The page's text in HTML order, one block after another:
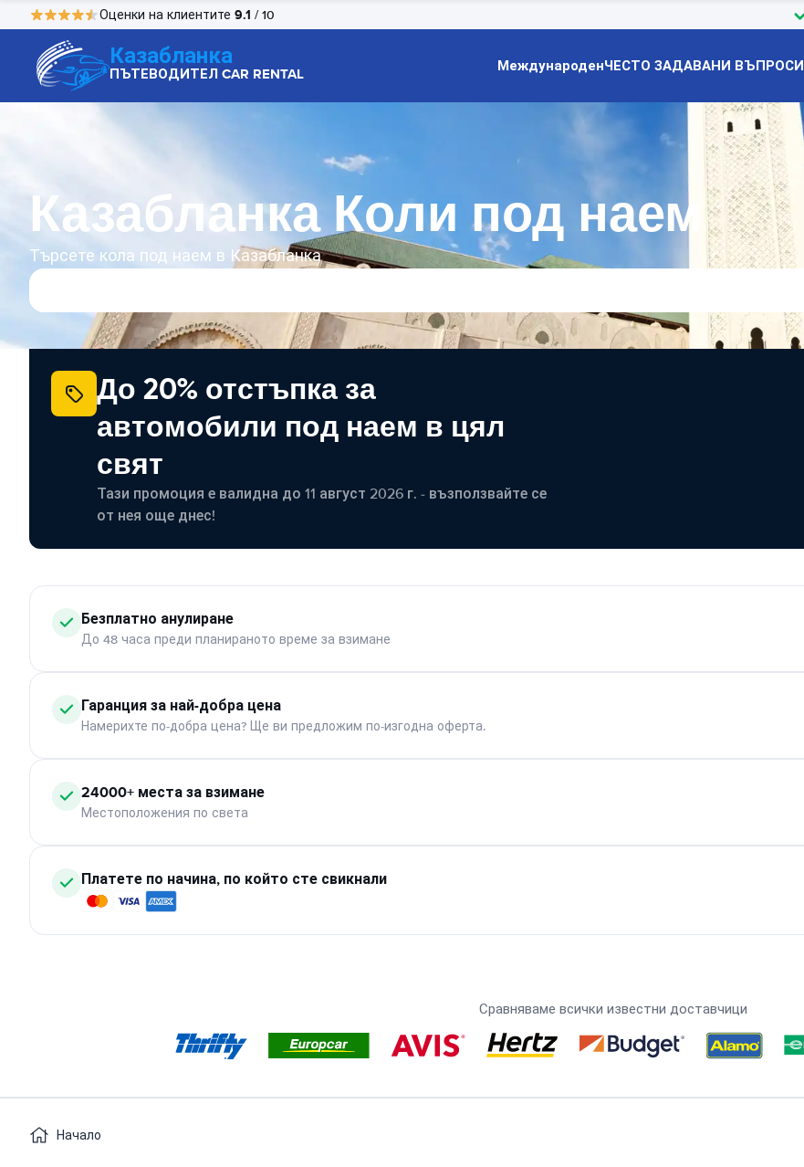
Оценки на клиентите 9.1 / 10
Казабланка
ПЪТЕВОДИТЕЛ CAR RENTAL МеждународенЧЕСТО ЗАДАВАНИ ВЪПРОСИ
Казабланка Коли под наем
Търсете кола под наем в Казабланка
До 20% отстъпка за
автомобили под наем в цял
свят
Тази промоция е валидна до 11 август 2026 г. - възползвайте се
от нея още днес!
Безплатно анулиране
До 48 часа преди планираното време за взимане
Гаранция за най-добра цена
Намерихте по-добра цена? Ще ви предложим по-изгодна оферта.
24000+ места за взимане
Местоположения по света
Платете по начина, по който сте свикнали
Сравняваме всички известни доставчици
Начало